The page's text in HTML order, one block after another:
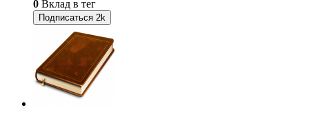
0 Вклад в тег
Подписаться 2k